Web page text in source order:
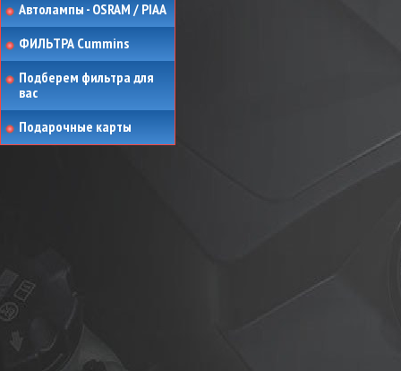
Автолампы - OSRAM / PIAA
ФИЛЬТРА Cummins
Подберем фильтра для
вас
Подарочные карты